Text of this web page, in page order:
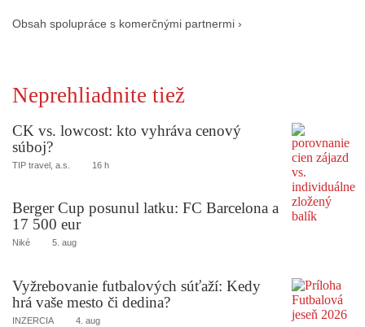
Obsah spolupráce s komerčnými partnermi ›
Neprehliadnite tiež
CK vs. lowcost: kto vyhráva cenový
súboj?
TIP travel, a.s. 16 h
Berger Cup posunul latku: FC Barcelona a
17 500 eur
Niké 5. aug
Vyžrebovanie futbalových súťaží: Kedy
hrá vaše mesto či dedina?
INZERCIA 4. aug